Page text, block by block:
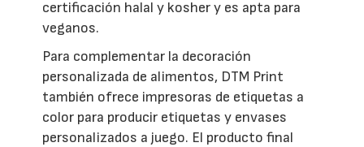
certificación halal y kosher y es apta para
veganos.
Para complementar la decoración
personalizada de alimentos, DTM Print
también ofrece impresoras de etiquetas a
color para producir etiquetas y envases
personalizados a juego. El producto final